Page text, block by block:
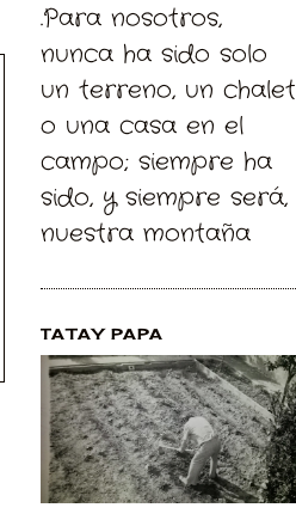
.Para nosotros,
nunca ha sido solo
un terreno, un chalet
o una casa en el
campo; siempre ha
sido, y siempre será,
nuestra montaña
TATAY PAPA